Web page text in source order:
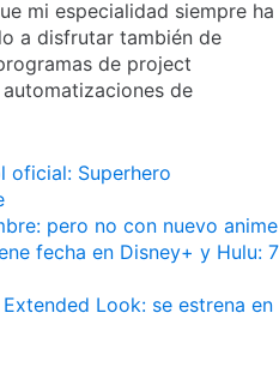
mi especialidad siempre ha
a disfrutar también de
de project
de
oficial: Superhero
pero no con nuevo anime
fecha en Disney+ y Hulu: 7
Look: se estrena en